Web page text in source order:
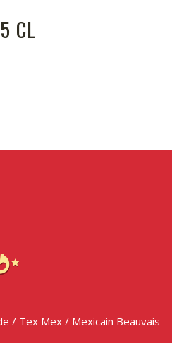
CL
/ Tex Mex / Mexicain Beauvais